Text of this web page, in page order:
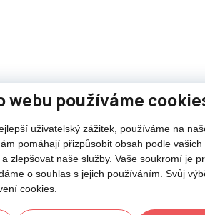
webu používáme
uživatelský zážitek, používáme na
pomáhají přizpůsobit obsah podle
zlepšovat naše služby. Vaše soukromí je
o souhlas s jejich používáním. Svůj
cookies.
Potřebujete poradit?